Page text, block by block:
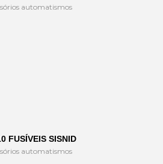
automatismos
FUSÍVEIS SISNID
automatismos